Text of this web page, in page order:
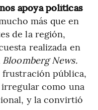
apoya políticas
más que en
de la región,
realizada en
Bloomberg News.
pública,
como una
y la convirtió